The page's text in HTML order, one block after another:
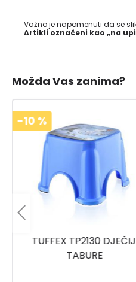
Važno je napomenuti da se
Artikli označeni kao „na
Možda Vas zanima?
-10 %
PLASTIČNA KANTA SA
METALNOM DRŠKOM 10L